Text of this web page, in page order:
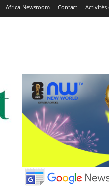
Africa-Newsroom Contact Activités